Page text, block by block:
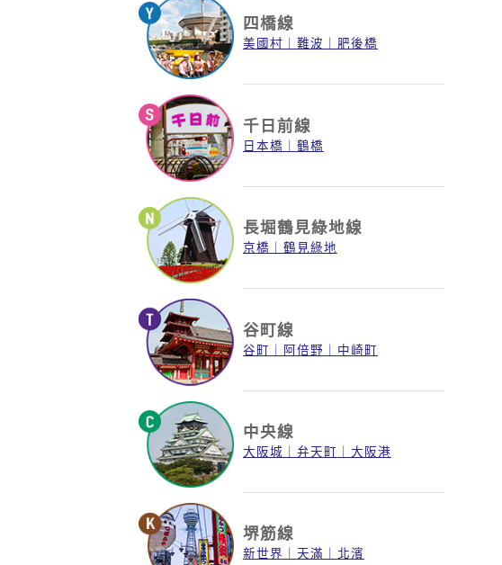
四橋線
美國村 難波 肥後橋
千日前線
日本橋 鶴橋
長堀鶴見綠地線
京橋 鶴見綠地
谷町線
谷町 阿倍野 中崎町
中央線
大阪城 弁天町 大阪港
堺筋線
新世界 天滿 北濱